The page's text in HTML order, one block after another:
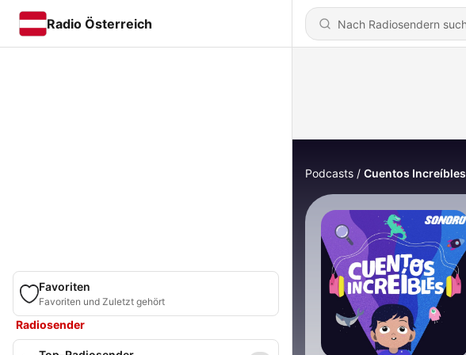
Radio Österreich
Favoriten
Favoriten und Zuletzt gehört
Radiosender
Podcasts Cuentos Increíbles